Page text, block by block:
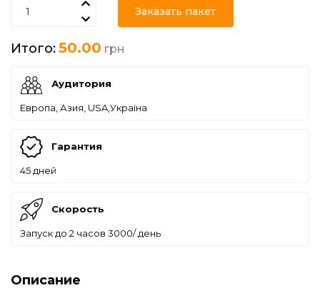
Заказать пакет
Итого:50.00 грн
Аудитория
Европа, Азия, USA,Україна
Гарантия
45 дней
Скорость
Запуск до 2 часов 3000/ день
Описание